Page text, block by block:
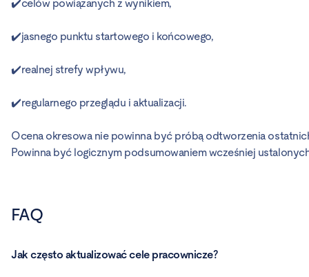
✔️celów powiązanych z wynikiem,
✔️jasnego punktu startowego i końcowego,
✔️realnej strefy wpływu,
✔️regularnego przeglądu i aktualizacji.
Ocena okresowa nie powinna być próbą odtworzenia
Powinna być logicznym podsumowaniem wcześniej
FAQ
Jak często aktualizować cele pracownicze?